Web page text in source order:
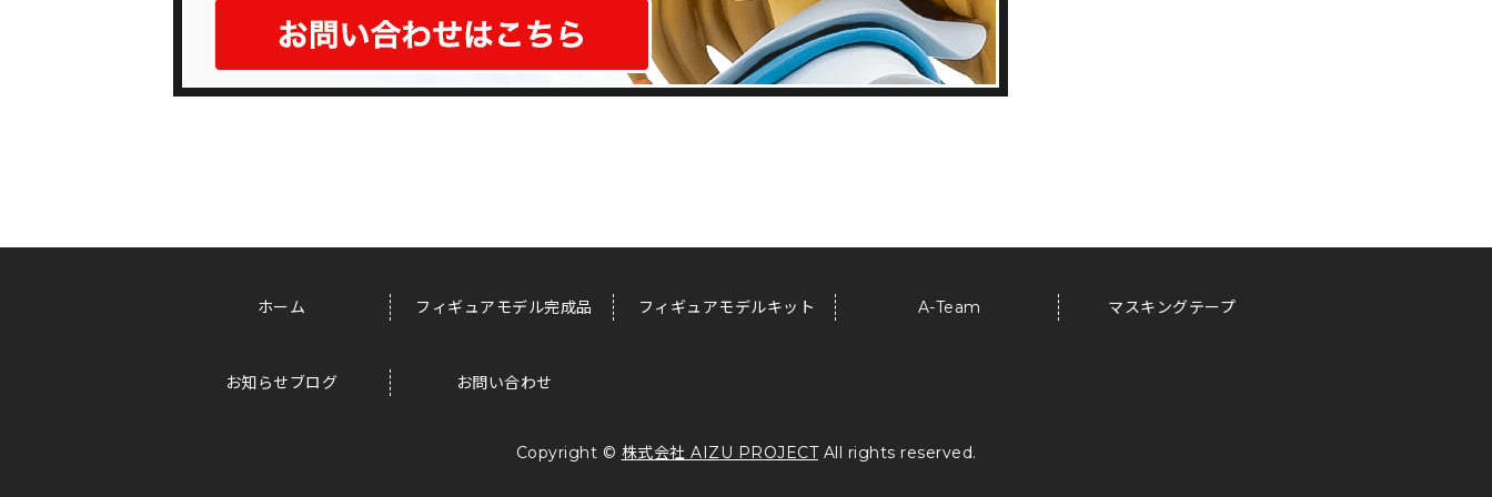
ホーム フィギュアモデル完成品 フィギュアモデルキット A-Team マスキングテープ
お知らせブログ お問い合わせ
Copyright © 株式会社 AIZU PROJECTAll rights reserved.